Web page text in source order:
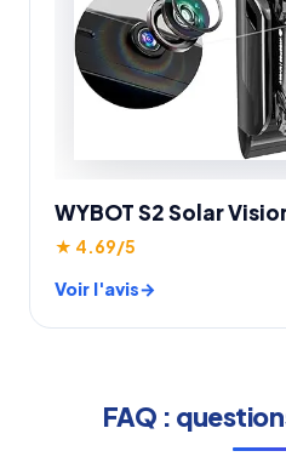
WYBOT S2 Solar
★ 4.69/5
Voir l'avis
FAQ :